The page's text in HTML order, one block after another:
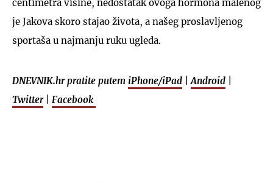
centimetra visine, nedostatak ovoga hormona malenog
je Jakova skoro stajao života, a našeg proslavljenog
sportaša u najmanju ruku ugleda.
DNEVNIK.hr pratite putem iPhone/iPad Android
Twitter| Facebook